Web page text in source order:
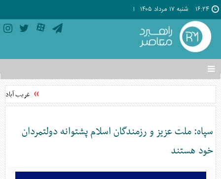
۱۶:۲۴ شنبه ۱۷ مرداد ۱۴۰۵
تغییر
وضعیت
منوی
ها
غریب آبادی:
سپاه: ملت عزیز و رزمندگان اسلام پشتوانه دولتمردان
خود هستند